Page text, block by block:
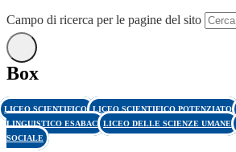
Campo di ricerca per le pagine del sito
Box
LICEO SCIENTIFICO LICEO SCIENTIFICO POTENZIATO
LINGUISTICO ESABAC LICEO DELLE SCIENZE UMANE
SOCIALE